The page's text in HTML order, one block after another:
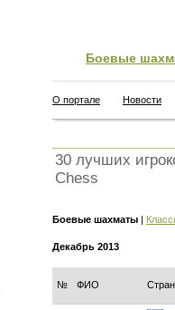
Боевые
О портале Новости
30 лучших
Chess
Боевые шахматы |
Декабрь 2013
№ ФИО